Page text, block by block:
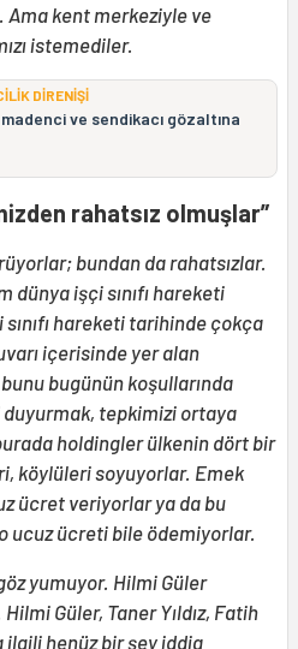
kent merkeziyle ve
istemediler.
DİRENİŞİ
madenci ve sendikacı gözaltına
rahatsız olmuşlar”
bundan da rahatsızlar.
dünya işçi sınıfı hareketi
hareketi tarihinde çokça
içerisinde yer alan
bugünün koşullarında
tepkimizi ortaya
holdingler ülkenin dört bir
köylüleri soyuyorlar. Emek
ücret veriyorlar ya da bu
ucuz ücreti bile ödemiyorlar.
yumuyor. Hilmi Güler
Güler, Taner Yıldız, Fatih
henüz bir şey iddia